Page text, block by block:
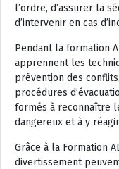
l’ordre, d’assurer la
d’intervenir en cas
Pendant la formation
apprennent les
prévention des
procédures
formés à reconnaître
dangereux et à y
Grâce à la Formation
divertissement